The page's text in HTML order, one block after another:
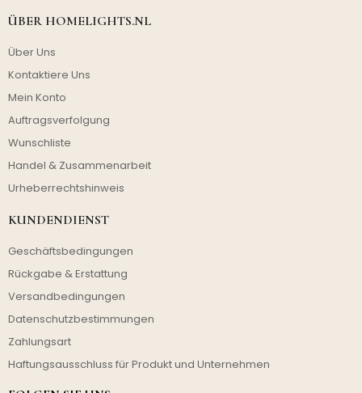
ÜBER HOMELIGHTS.NL
Über Uns
Kontaktiere Uns
Mein Konto
Auftragsverfolgung
Wunschliste
Handel & Zusammenarbeit
Urheberrechtshinweis
KUNDENDIENST
Geschäftsbedingungen
Rückgabe & Erstattung
Versandbedingungen
Datenschutzbestimmungen
Zahlungsart
Haftungsausschluss für Produkt und Unternehmen